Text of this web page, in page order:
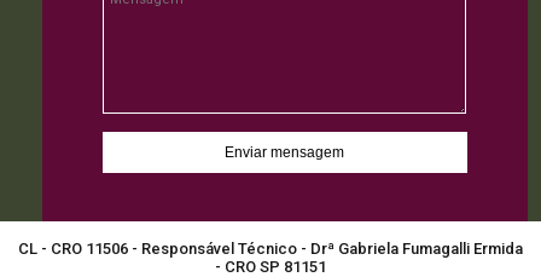
CL - CRO 11506 - Responsável Técnico - Drª Gabriela Fumagalli Ermida
- CRO SP 81151